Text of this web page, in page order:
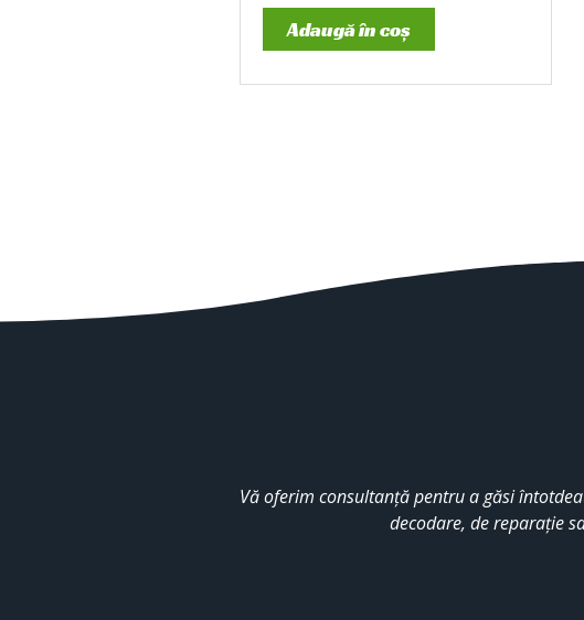
Adaugă în coș
Vă oferim consultanță pentru a găsi
decodare, de reparație